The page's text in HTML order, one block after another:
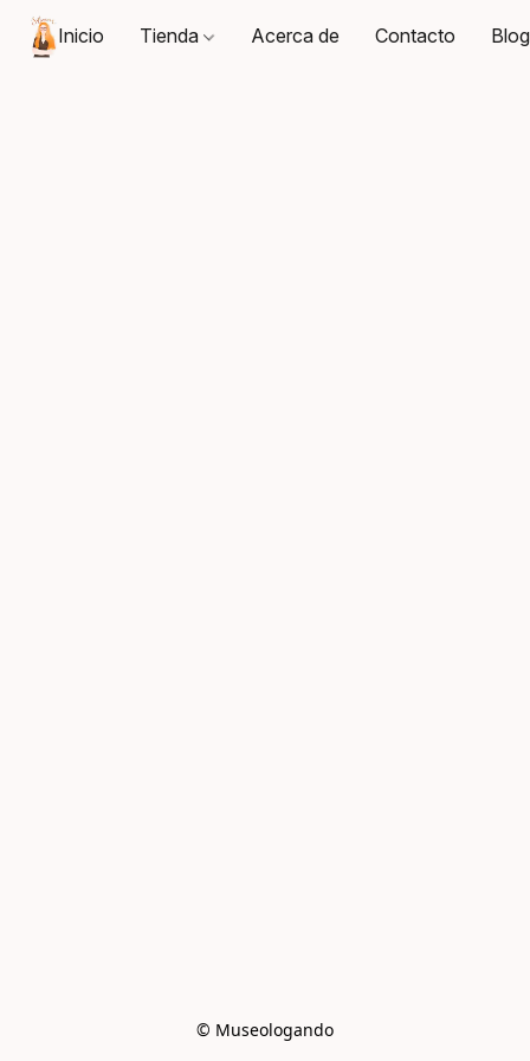
Inicio Tienda Acerca de Contacto Blog
© Museologando